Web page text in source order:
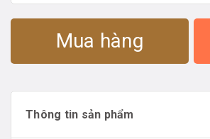
Mua hàng
Thông tin sản phẩm